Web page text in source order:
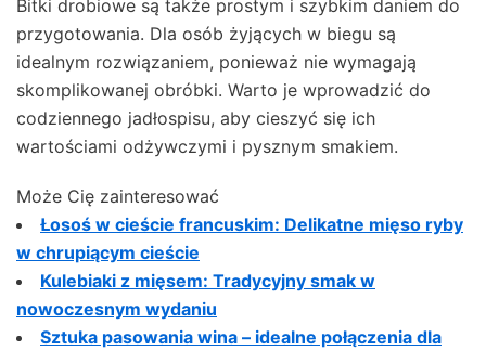
Bitki drobiowe są także prostym i szybkim daniem do
przygotowania. Dla osób żyjących w biegu są
idealnym rozwiązaniem, ponieważ nie wymagają
skomplikowanej obróbki. Warto je wprowadzić do
codziennego jadłospisu, aby cieszyć się ich
wartościami odżywczymi i pysznym smakiem.
Może Cię zainteresować
Łosoś w cieście francuskim: Delikatne mięso ryby
w chrupiącym cieście
Kulebiaki z mięsem: Tradycyjny smak w
nowoczesnym wydaniu
Sztuka pasowania wina – idealne połączenia dla